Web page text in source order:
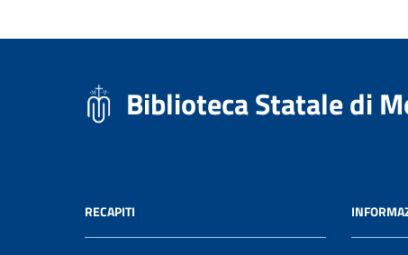
Biblioteca Statale di
RECAPITI